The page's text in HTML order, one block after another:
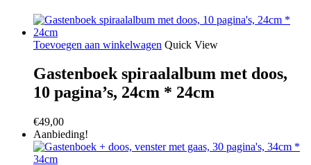
Toevoegen aan winkelwagen Quick View
Gastenboek spiraalalbum met doos,
10 pagina’s, 24cm * 24cm
€49,00
Aanbieding!